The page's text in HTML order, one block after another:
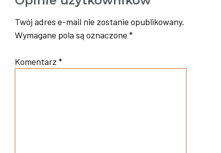
Twój adres e-mail nie zostanie opublikowany.
Wymagane pola są oznaczone *
Komentarz *